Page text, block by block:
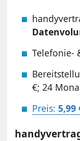
Telefonie-
€; 24
Preis:5,99